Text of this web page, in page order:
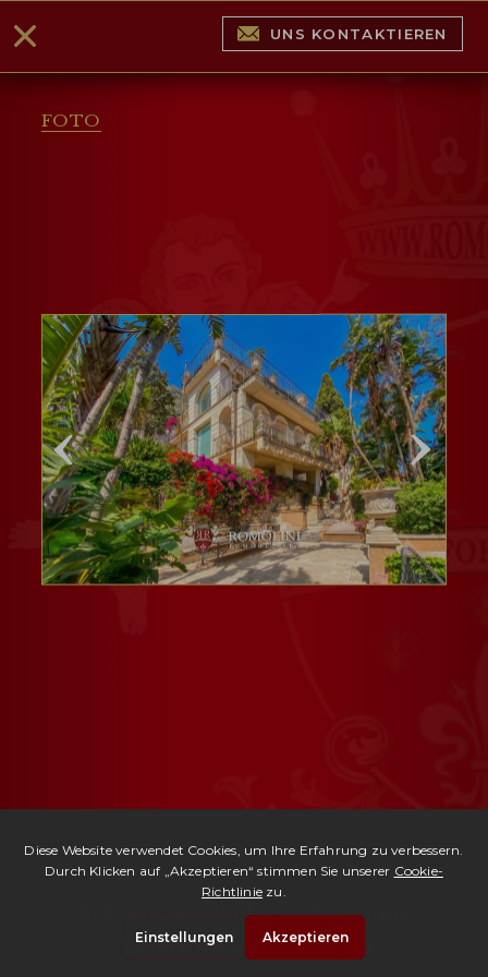
FOTO
UNS KONTAKTIEREN
Villa Lusso Taormina
| Kaufpreis auf Anfrage